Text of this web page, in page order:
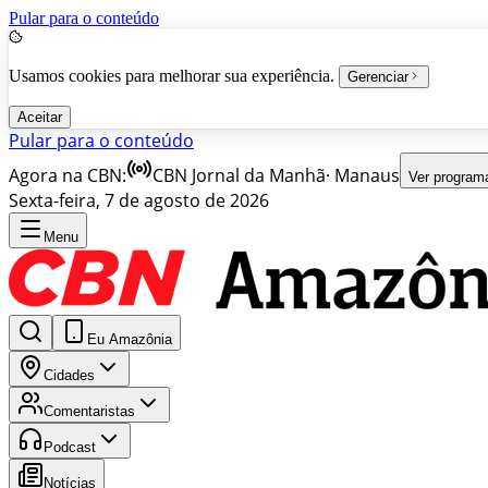
Pular para o conteúdo
Usamos cookies para melhorar sua experiência. Gerenciar
Aceitar
Pular para o conteúdo
Agora na CBN:
CBN Jornal da Manhã· Manaus Ver
Sexta-feira, 7 de agosto de 2026
Menu
Eu Amazônia
Cidades
Comentaristas
Podcast
Notícias